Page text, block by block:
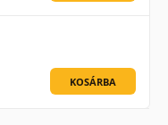
KOSÁRBA